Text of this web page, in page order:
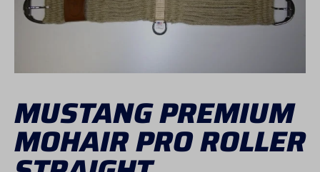
MUSTANG PREMIUM
MOHAIR PRO ROLLER